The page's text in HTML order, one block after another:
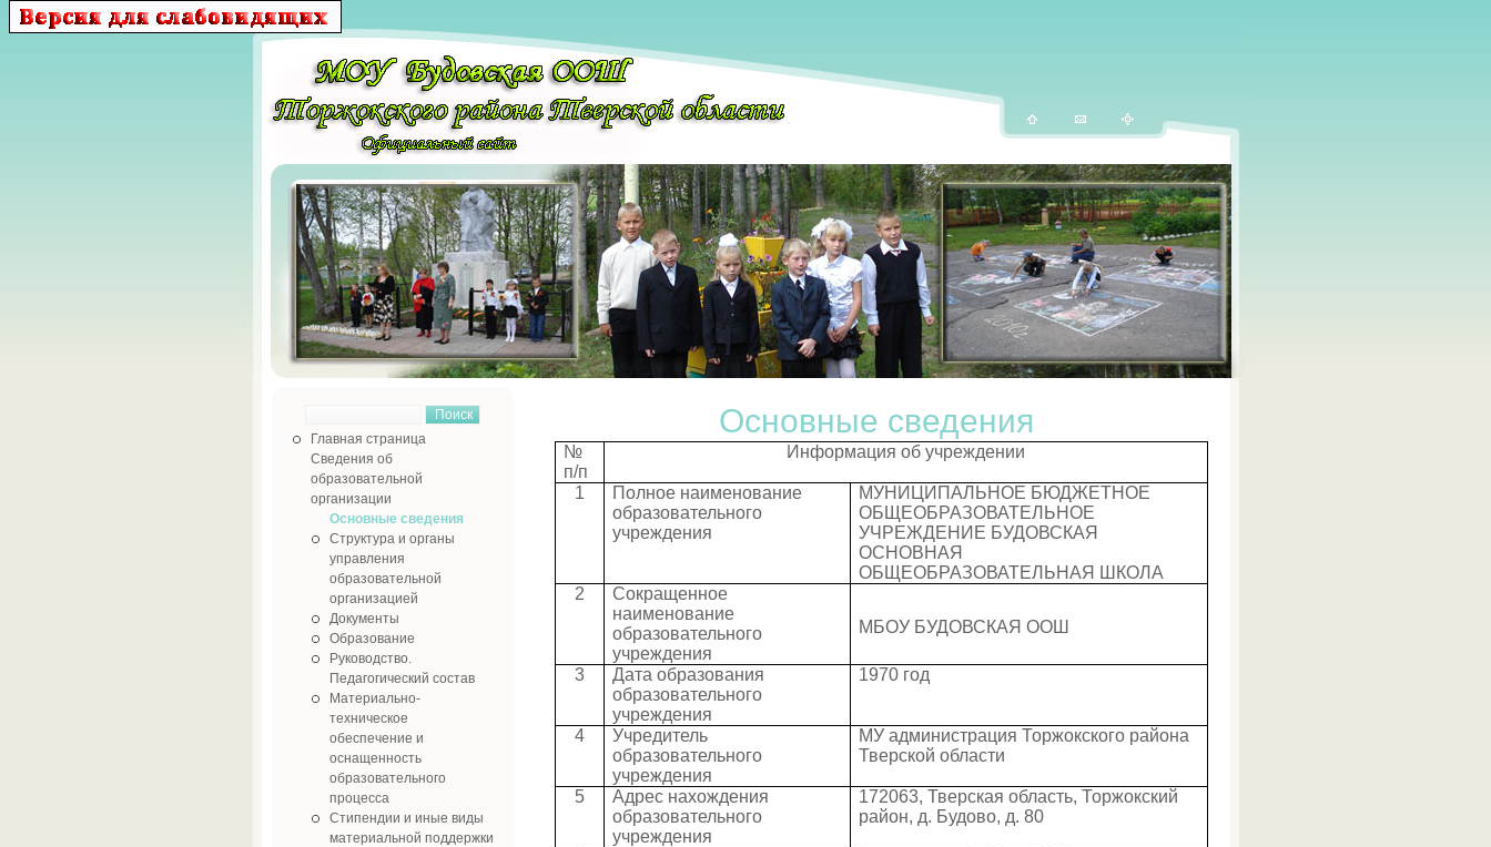
Главная страница
Сведения об
образовательной
организации
Основные сведения
Cтруктура и органы
управления
образовательной
организацией
Документы
Образование
Руководство.
Педагогический состав
Материально-
техническое
обеспечение и
оснащенность
образовательного
процесса
Стипендии и иные виды
материальной поддержки
Основные сведения
№
п/п
Информация об учреждении
1
Полное наименование
образовательного
учреждения
МУНИЦИПАЛЬНОЕ БЮДЖЕТНОЕ
ОБЩЕОБРАЗОВАТЕЛЬНОЕ
УЧРЕЖДЕНИЕ БУДОВСКАЯ
ОСНОВНАЯ
ОБЩЕОБРАЗОВАТЕЛЬНАЯ ШКОЛА
2
Сокращенное
наименование
образовательного
учреждения
МБОУ БУДОВСКАЯ ООШ
3
Дата образования
образовательного
учреждения
1970 год
4
Учредитель
образовательного
учреждения
МУ администрация Торжокского района
Тверской области
5
Адрес нахождения
образовательного
учреждения
172063, Тверская область, Торжокский
район, д. Будово, д. 80